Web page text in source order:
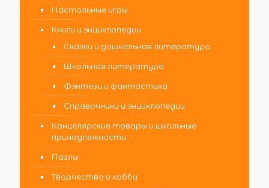
Настольные игры
Книги и энциклопедии
Сказки и дошкольная литература
Школьная литература
Фэнтези и фантастика
Справочники и энциклопедии
Канцелярские товары и школьные
принадлежности
Пазлы
Творчество и хобби